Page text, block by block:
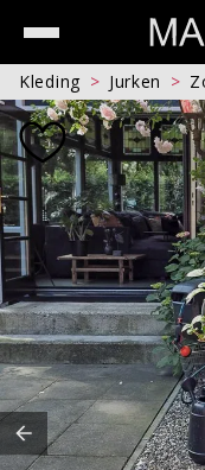
Kleding Jurken